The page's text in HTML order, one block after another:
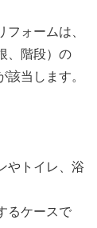
ォームは、
、階段）の
当します。
やトイレ、浴
るケースで